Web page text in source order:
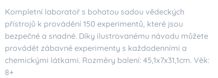
Kompletní laboratoř s bohatou sadou vědeckých
přístrojů k provádění 150 experimentů, které jsou
bezpečné a snadné. Díky ilustrovanému návodu můžete
provádět zábavné experimenty s každodenními a
chemickými látkami. Rozměry balení: 45,1x7x31,1cm. Věk:
8+